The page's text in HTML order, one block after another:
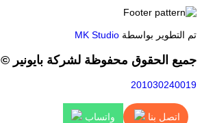
تم التطوير بواسطة MK Studio
جميع الحقوق محفوظة لشركة بايونير © 2026
201030240019
اتصل بنا واتساب